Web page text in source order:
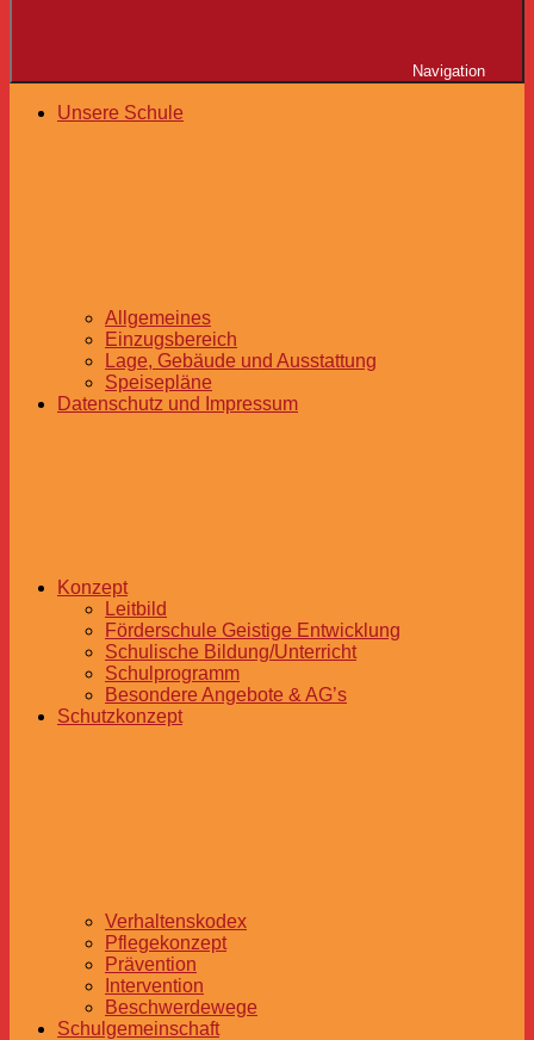
Navigation
Unsere Schule
Allgemeines
Einzugsbereich
Lage, Gebäude und Ausstattung
Speisepläne
Datenschutz und Impressum
Konzept
Leitbild
Förderschule Geistige Entwicklung
Schulische Bildung/Unterricht
Schulprogramm
Besondere Angebote & AG’s
Schutzkonzept
Verhaltenskodex
Pflegekonzept
Prävention
Intervention
Beschwerdewege
Schulgemeinschaft